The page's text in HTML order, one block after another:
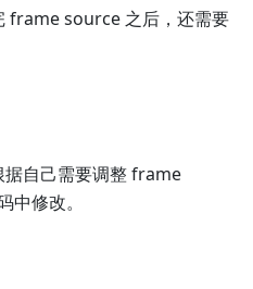
frame source 之后，还需要
据自己需要调整 frame
修改。